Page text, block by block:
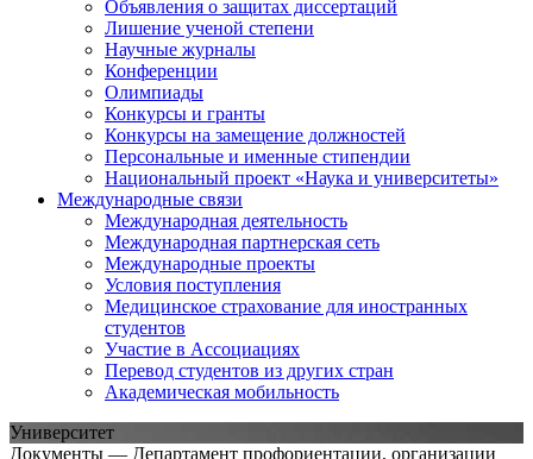
Объявления о защитах диссертаций
Лишение ученой степени
Научные журналы
Конференции
Олимпиады
Конкурсы и гранты
Конкурсы на замещение должностей
Персональные и именные стипендии
Национальный проект «Наука и университеты»
Международные связи
Международная деятельность
Международная партнерская сеть
Международные проекты
Условия поступления
Медицинское страхование для иностранных
студентов
Участие в Ассоциациях
Перевод студентов из других стран
Академическая мобильность
Университет
Документы — Департамент профориентации, организации